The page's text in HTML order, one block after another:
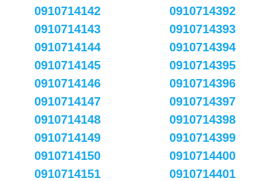
0910714142
0910714143
0910714144
0910714145
0910714146
0910714147
0910714148
0910714149
0910714150
0910714151
0910714392
0910714393
0910714394
0910714395
0910714396
0910714397
0910714398
0910714399
0910714400
0910714401